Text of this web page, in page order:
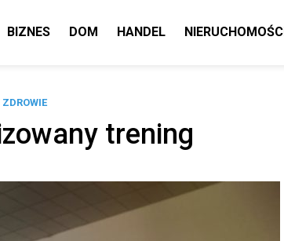
BIZNES DOM HANDEL NIERUCHOMOŚCI
ZDROWIE
trening